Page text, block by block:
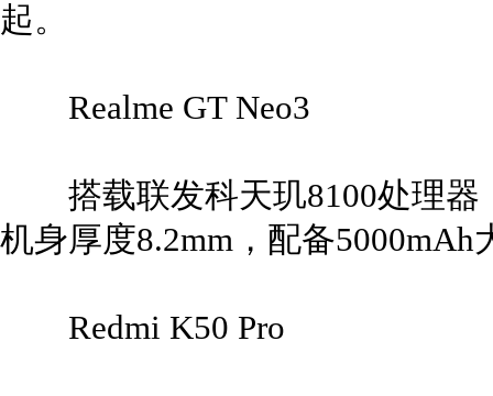
起。
Realme GT Neo3
搭载联发科天玑8100处理器
机身厚度8.2mm，配备
Redmi K50 Pro